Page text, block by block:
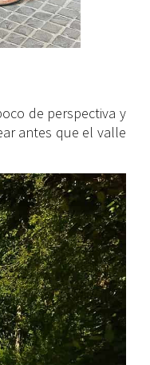
de perspectiva y
antes que el valle